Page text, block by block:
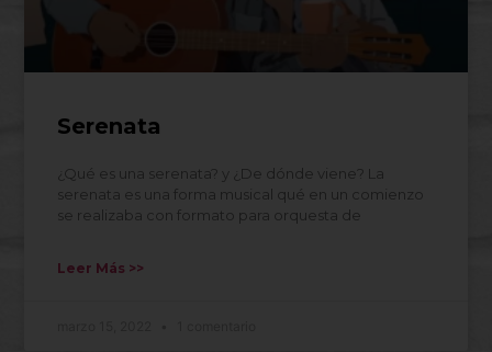
Serenata
¿Qué es una serenata? y ¿De dónde viene? La
serenata es una forma musical qué en un comienzo
se realizaba con formato para orquesta de
Leer Más >>